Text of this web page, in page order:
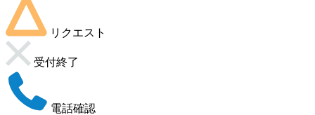
リクエスト
受付終了
電話確認